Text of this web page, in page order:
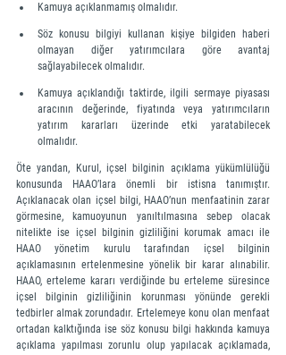
Kamuya açıklanmamış olmalıdır.
Söz konusu bilgiyi kullanan kişiye bilgiden haberi
olmayan diğer yatırımcılara göre avantaj
sağlayabilecek olmalıdır.
Kamuya açıklandığı taktirde, ilgili sermaye piyasası
aracının değerinde, fiyatında veya yatırımcıların
yatırım kararları üzerinde etki yaratabilecek
olmalıdır.
Öte yandan, Kurul, içsel bilginin açıklama yükümlülüğü
konusunda HAAO’lara önemli bir istisna tanımıştır.
Açıklanacak olan içsel bilgi, HAAO’nun menfaatinin zarar
görmesine, kamuoyunun yanıltılmasına sebep olacak
nitelikte ise içsel bilginin gizliliğini korumak amacı ile
HAAO yönetim kurulu tarafından içsel bilginin
açıklamasının ertelenmesine yönelik bir karar alınabilir.
HAAO, erteleme kararı verdiğinde bu erteleme süresince
içsel bilginin gizliliğinin korunması yönünde gerekli
tedbirler almak zorundadır. Ertelemeye konu olan menfaat
ortadan kalktığında ise söz konusu bilgi hakkında kamuya
açıklama yapılması zorunlu olup yapılacak açıklamada,